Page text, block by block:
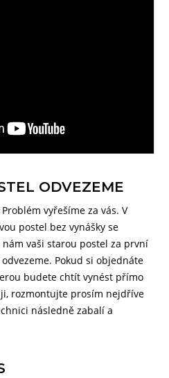
ODVEZEME
vyřešíme za vás. V
postel bez vynášky se
vaši starou postel za první
Pokud si objednáte
budete chtít vynést přímo
rozmontujte prosím nejdříve
následně zabalí a